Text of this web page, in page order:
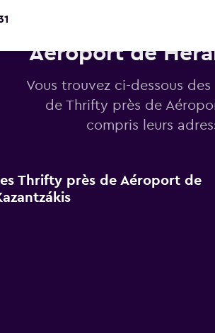
Aéroport de
Vous trouvez ci-dessous
de Thrifty près de
compris leurs
Thrifty près de Aéroport de